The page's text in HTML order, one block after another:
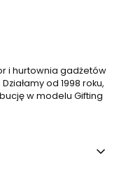
i hurtownia gadżetów
od 1998 roku,
w modelu Gifting